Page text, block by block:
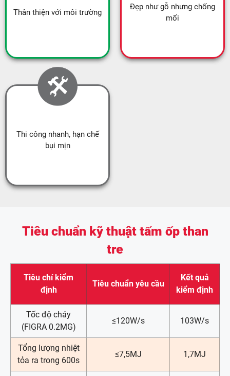
Thân thiện với môi trường
Đẹp như gỗ nhưng chống
mối
Thi công nhanh, hạn chế
bụi mịn
Tiêu chuẩn kỹ thuật tấm ốp than
tre
Tiêu chí kiểm
định
Tiêu chuẩn yêu cầu
Kết quả
kiểm định
Tốc độ cháy
(FIGRA 0.2MG)
≤120W/s 103W/s
Tổng lượng nhiệt
tỏa ra trong 600s
≤7,5MJ 1,7MJ